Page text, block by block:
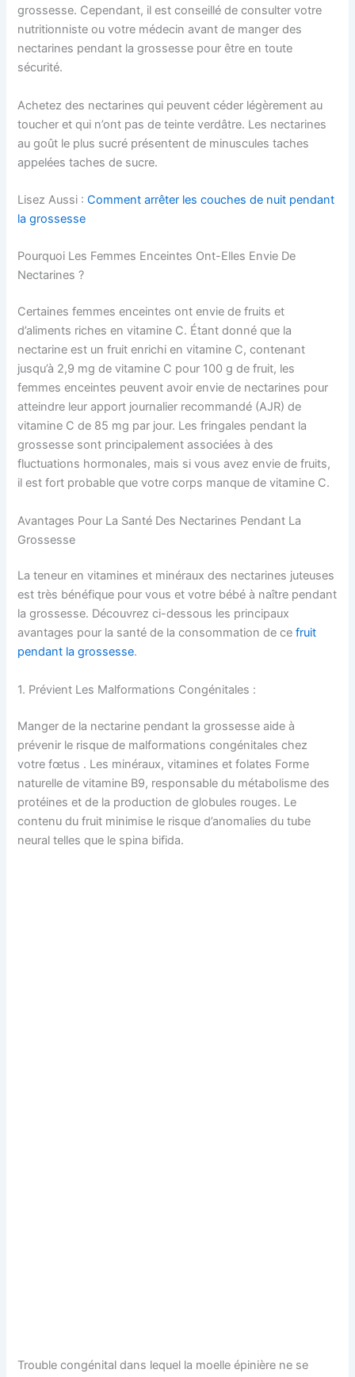
grossesse. Cependant, il est conseillé de consulter votre
nutritionniste ou votre médecin avant de manger des
nectarines pendant la grossesse pour être en toute
sécurité.
Achetez des nectarines qui peuvent céder légèrement au
toucher et qui n’ont pas de teinte verdâtre. Les nectarines
au goût le plus sucré présentent de minuscules taches
appelées taches de sucre.
Lisez Aussi :Comment arrêter les couches de nuit pendant
la grossesse
Pourquoi Les Femmes Enceintes Ont-Elles Envie De
Nectarines ?
Certaines femmes enceintes ont envie de fruits et
d’aliments riches en vitamine C. Étant donné que la
nectarine est un fruit enrichi en vitamine C, contenant
jusqu’à 2,9 mg de vitamine C pour 100 g de fruit, les
femmes enceintes peuvent avoir envie de nectarines pour
atteindre leur apport journalier recommandé (AJR) de
vitamine C de 85 mg par jour. Les fringales pendant la
grossesse sont principalement associées à des
fluctuations hormonales, mais si vous avez envie de fruits,
il est fort probable que votre corps manque de vitamine C.
Avantages Pour La Santé Des Nectarines Pendant La
Grossesse
La teneur en vitamines et minéraux des nectarines juteuses
est très bénéfique pour vous et votre bébé à naître pendant
la grossesse. Découvrez ci-dessous les principaux
avantages pour la santé de la consommation de cefruit
pendant la grossesse.
1. Prévient Les Malformations Congénitales :
Manger de la nectarine pendant la grossesse aide à
prévenir le risque de malformations congénitales chez
votre fœtus . Les minéraux, vitamines et folates Forme
naturelle de vitamine B9, responsable du métabolisme des
protéines et de la production de globules rouges. Le
contenu du fruit minimise le risque d’anomalies du tube
neural telles que le spina bifida.
Trouble congénital dans lequel la moelle épinière ne se